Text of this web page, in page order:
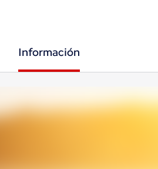
Información